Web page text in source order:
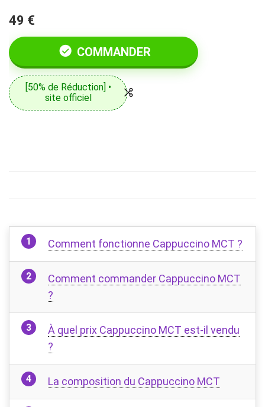
49 €
COMMANDER
[50% de Réduction] •
site officiel
Comment fonctionne Cappuccino MCT ?
Comment commander Cappuccino MCT
?
À quel prix Cappuccino MCT est-il vendu
?
La composition du Cappuccino MCT